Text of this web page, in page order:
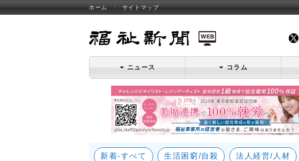
ホーム サイトマップ
ニュース コラム
新着-すべて 生活困窮/自殺 法人経営/人材